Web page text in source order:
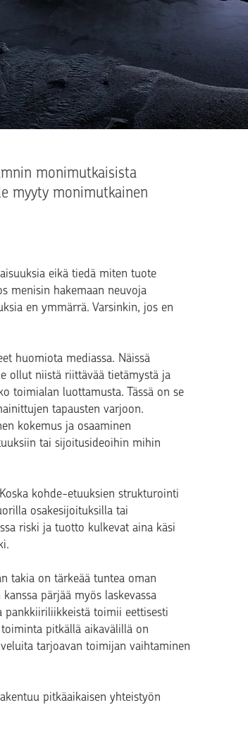
monimutkaisista
myyty monimutkainen
eikä tiedä miten tuote
menisin hakemaan neuvoja
en ymmärrä. Varsinkin, jos en
huomiota mediassa. Näissä
ollut niistä riittävää tietämystä ja
toimialan luottamusta. Tässä on se
tapausten varjoon.
kokemus ja osaaminen
tai sijoitusideoihin mihin
kohde-etuuksien strukturointi
osakesijoituksilla tai
riski ja tuotto kulkevat aina käsi
takia on tärkeää tuntea oman
pärjää myös laskevassa
pankkiiriliikkeistä toimii eettisesti
pitkällä aikavälillä on
tarjoavan toimijan vaihtaminen
pitkäaikaisen yhteistyön